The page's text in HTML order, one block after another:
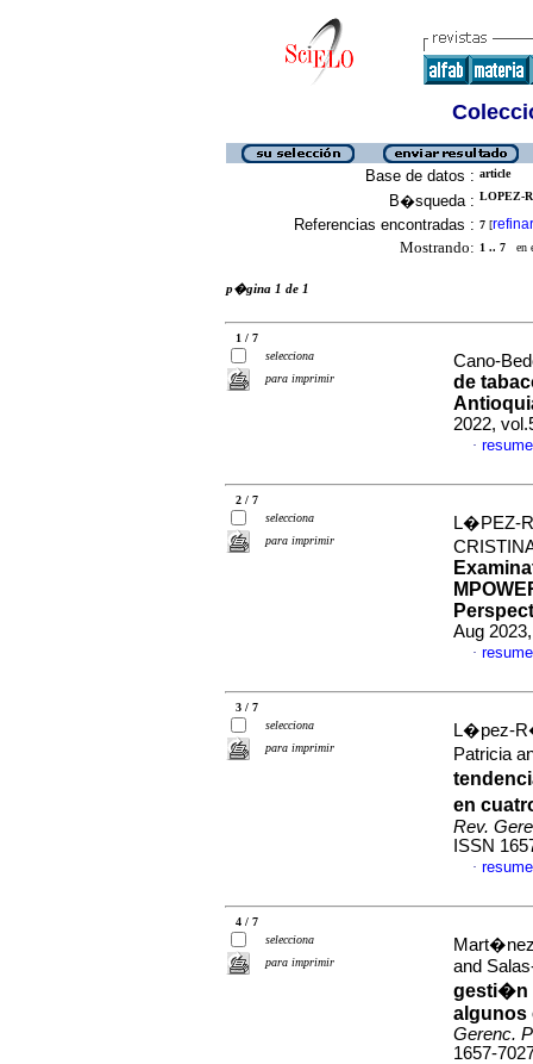
Base de datos : article
B�squeda : LOPEZ-
Referencias encontradas : 7 [refinar
Mostrando: 1 .. 7 en
p�gina 1 de 1
1 / 7
selecciona
para imprimir
Cano-
de
2022,
·
2 / 7
selecciona
para imprimir
L�PEZ-
Aug
·
3 / 7
selecciona
para imprimir
L�pez-
Patricia
en
Rev.
ISSN
·
4 / 7
selecciona
para imprimir
and
gesti�n
algunos
Gerenc.
1657-